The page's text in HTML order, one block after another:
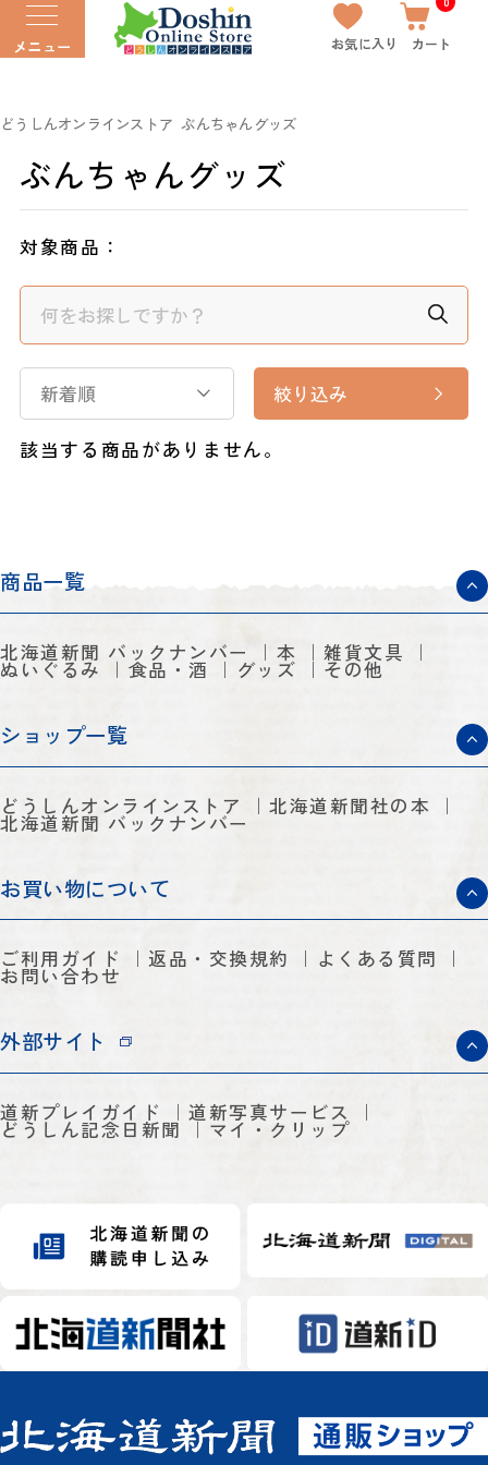
メニュー お気に入り カート
どうしんオンラインストア ぶんちゃんグッズ
ぶんちゃんグッズ
対象商品：
新着順 絞り込み
該当する商品がありません。
商品一覧
北海道新聞 バックナンバー 本 雑貨文具
ぬいぐるみ 食品・酒 グッズ その他
ショップ一覧
どうしんオンラインストア 北海道新聞社の本
北海道新聞 バックナンバー
お買い物について
ご利用ガイド 返品・交換規約 よくある質問
お問い合わせ
外部サイト
道新プレイガイド 道新写真サービス
どうしん記念日新聞 マイ・クリップ